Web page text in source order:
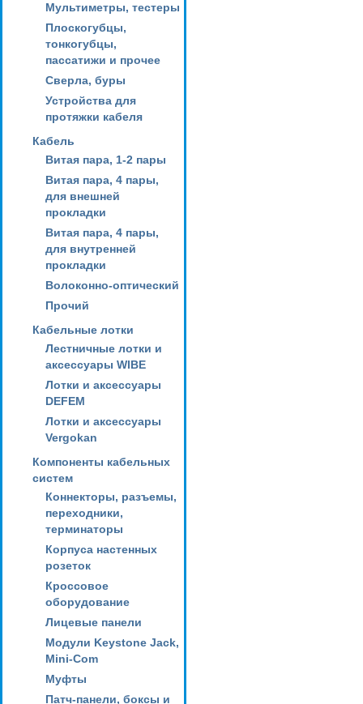
Мультиметры, тестеры
Плоскогубцы,
тонкогубцы,
пассатижи и прочее
Сверла, буры
Устройства для
протяжки кабеля
Кабель
Витая пара, 1-2 пары
Витая пара, 4 пары,
для внешней
прокладки
Витая пара, 4 пары,
для внутренней
прокладки
Волоконно-оптический
Прочий
Кабельные лотки
Лестничные лотки и
аксессуары WIBE
Лотки и аксессуары
DEFEM
Лотки и аксессуары
Vergokan
Компоненты кабельных
систем
Коннекторы, разъемы,
переходники,
терминаторы
Корпуса настенных
розеток
Кроссовое
оборудование
Лицевые панели
Модули Keystone Jack,
Mini-Com
Муфты
Патч-панели, боксы и